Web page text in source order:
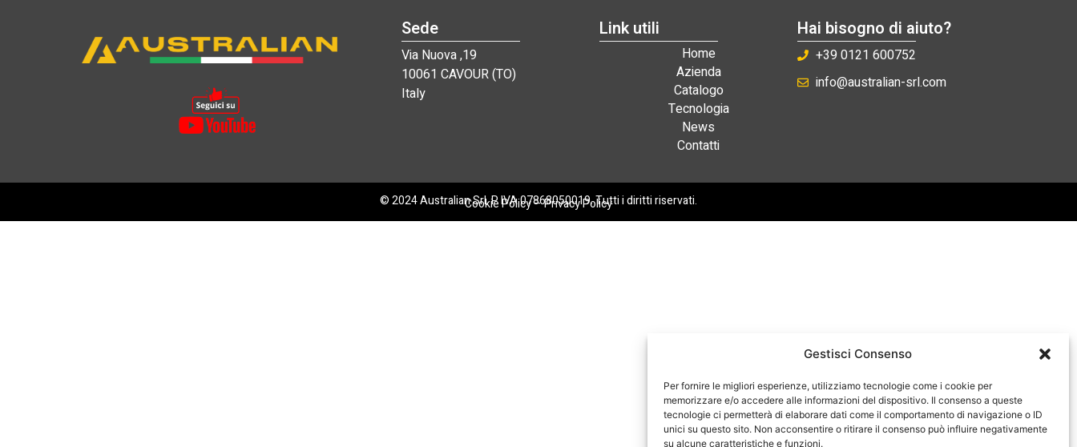
Gestisci Consenso
Per fornire le migliori esperienze, utilizziamo tecnologie come i cookie per
memorizzare e/o accedere alle informazioni del dispositivo. Il consenso a queste
tecnologie ci permetterà di elaborare dati come il comportamento di navigazione o ID
unici su questo sito. Non acconsentire o ritirare il consenso può influire negativamente
su alcune caratteristiche e funzioni.
Sede
Via Nuova ,19
10061 CAVOUR (TO)
Italy
Link utili
Home
Azienda
Catalogo
Tecnologia
News
Contatti
Hai bisogno di aiuto?
+39 0121 600752
info@australian-srl.com
© 2024 Australian Srl. P. IVA 07868050019. Tutti i diritti riservati.
Cookie Policy–Privacy Policy